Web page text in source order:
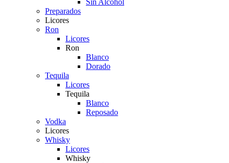
Sin Alcohol
Preparados
Licores
Ron
Licores
Ron
Blanco
Dorado
Tequila
Licores
Tequila
Blanco
Reposado
Vodka
Licores
Whisky
Licores
Whisky